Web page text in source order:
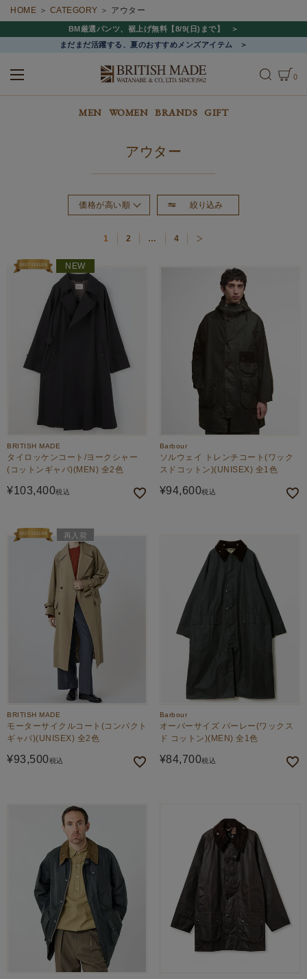
HOME CATEGORY アウター
BM厳選パンツ、裾上げ無料【8/9(日)まで】
まだまだ活躍する、夏のおすすめメンズアイテム
ALL MEN WOMEN
0
MEN WOMEN BRANDS GIFT
アウター
絞り込み
新着順
価格が高い順
価格が安い順
1 2 … 4
NEW
BRITISH MADE
タイロッケンコート/ヨークシャー
(コットンギャバ)(MEN) 全2色
¥103,400税込
Barbour
ソルウェイ トレンチコート(ワック
スドコットン)(UNISEX) 全1色
¥94,600税込
再入荷
BRITISH MADE
モーターサイクルコート(コンパクト
ギャバ)(UNISEX) 全2色
¥93,500税込
Barbour
オーバーサイズ バーレー(ワックス
ド コットン)(MEN) 全1色
¥84,700税込